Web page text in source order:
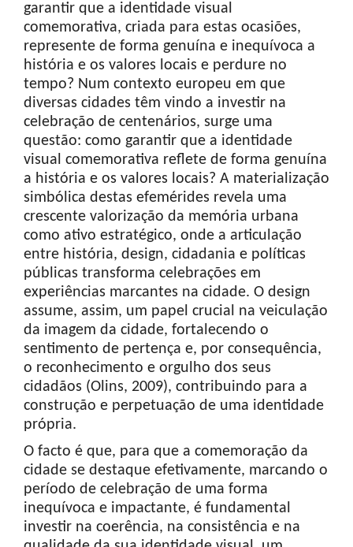
garantir que a identidade visual
comemorativa, criada para estas ocasiões,
represente de forma genuína e inequívoca a
história e os valores locais e perdure no
tempo? Num contexto europeu em que
diversas cidades têm vindo a investir na
celebração de centenários, surge uma
questão: como garantir que a identidade
visual comemorativa reflete de forma genuína
a história e os valores locais? A materialização
simbólica destas efemérides revela uma
crescente valorização da memória urbana
como ativo estratégico, onde a articulação
entre história, design, cidadania e políticas
públicas transforma celebrações em
experiências marcantes na cidade. O design
assume, assim, um papel crucial na veiculação
da imagem da cidade, fortalecendo o
sentimento de pertença e, por consequência,
o reconhecimento e orgulho dos seus
cidadãos (Olins, 2009), contribuindo para a
construção e perpetuação de uma identidade
própria.
O facto é que, para que a comemoração da
cidade se destaque efetivamente, marcando o
período de celebração de uma forma
inequívoca e impactante, é fundamental
investir na coerência, na consistência e na